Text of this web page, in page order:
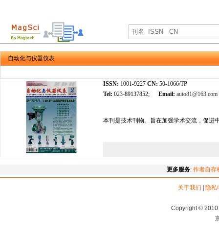
自动化与仪器仪表
ISSN: 1001-9227 CN: 50-1066/TP
Tel: 023-89137852; Email: auto81@163.com
本刊是技术刊物。旨在加强学术交流，促进
更多服务: 作者自存
关于我们
隐私
Copyright © 2010